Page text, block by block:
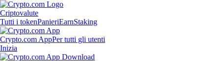
Criptovalute
Tutti i tokenPanieriEarnStaking
Crypto.com AppPer tutti gli utenti
Inizia